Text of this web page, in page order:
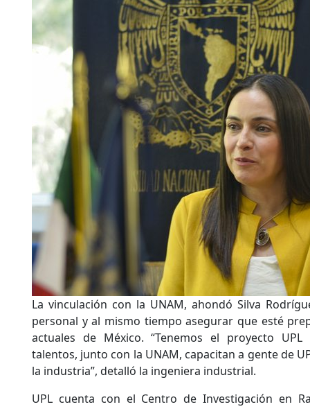
La vinculación con la UNAM, ahondó Silva
personal y al mismo tiempo asegurar que esté
actuales de México. “Tenemos el proyecto
talentos, junto con la UNAM, capacitan a gente de
la industria”, detalló la ingeniera industrial.
UPL cuenta con el Centro de Investigación en